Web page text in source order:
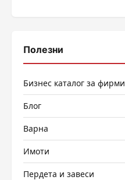
Полезни
Бизнес каталог за фирми
Блог
Варна
Имоти
Пердета и завеси